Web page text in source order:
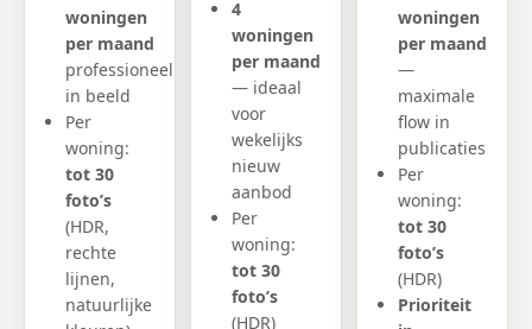
woningen
per maand
professioneel
in beeld
Per
woning:
tot 30
foto’s
(HDR,
rechte
lijnen,
natuurlijke
4
woningen
per maand
— ideaal
voor
wekelijks
nieuw
aanbod
Per
woning:
tot 30
foto’s
(HDR)
woningen
per maand
—
maximale
flow in
publicaties
Per
woning:
tot 30
foto’s
(HDR)
Prioriteit